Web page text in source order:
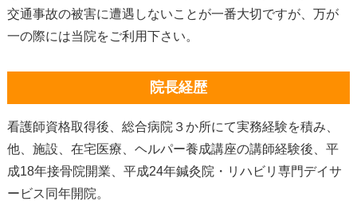
交通事故の被害に遭遇しないことが一番大切ですが、万が
一の際には当院をご利用下さい。
院長経歴
看護師資格取得後、総合病院３か所にて実務経験を積み、
他、施設、在宅医療、ヘルパー養成講座の講師経験後、平
成18年接骨院開業、平成24年鍼灸院・リハビリ専門デイサ
ービス同年開院。